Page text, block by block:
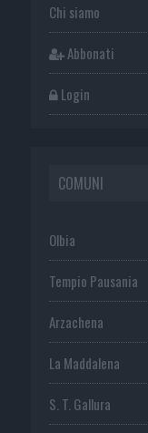
Chi siamo
Abbonati
Login
COMUNI
Olbia
Tempio Pausania
Arzachena
La Maddalena
S. T. Gallura